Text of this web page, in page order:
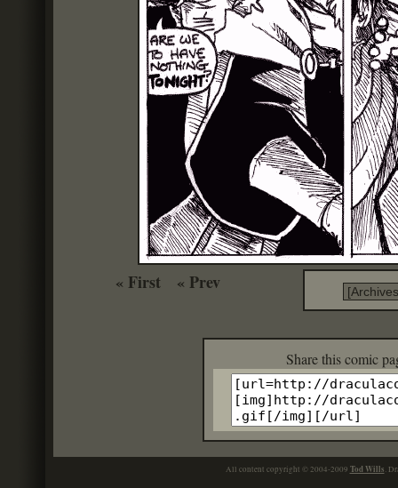
« First « Prev
Share this
All content copyright © 2004-2009 Tod Wills.